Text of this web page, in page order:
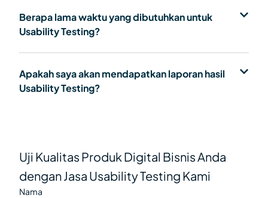
Berapa lama waktu yang dibutuhkan untuk
Usability Testing?
Apakah saya akan mendapatkan laporan hasil
Usability Testing?
Uji Kualitas Produk Digital Bisnis Anda
dengan Jasa Usability Testing Kami
Nama